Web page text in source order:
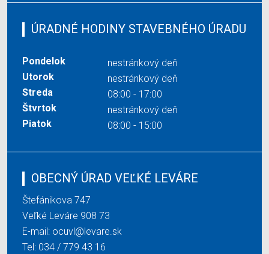
ÚRADNÉ HODINY STAVEBNÉHO ÚRADU
Pondelok
nestránkový deň
Utorok
nestránkový deň
Streda
08:00 - 17:00
Štvrtok
nestránkový deň
Piatok
08:00 - 15:00
OBECNÝ ÚRAD VEĽKÉ LEVÁRE
Štefánikova 747
Veľké Leváre 908 73
E-mail: ocuvl@levare.sk
Tel: 034 / 779 43 16